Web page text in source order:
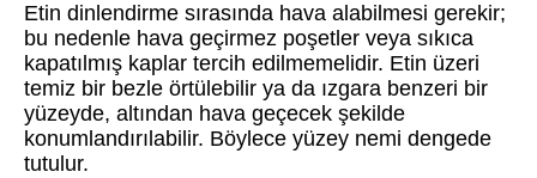
Etin dinlendirme sırasında hava alabilmesi gerekir;
bu nedenle hava geçirmez poşetler veya sıkıca
kapatılmış kaplar tercih edilmemelidir. Etin üzeri
temiz bir bezle örtülebilir ya da ızgara benzeri bir
yüzeyde, altından hava geçecek şekilde
konumlandırılabilir. Böylece yüzey nemi dengede
tutulur.